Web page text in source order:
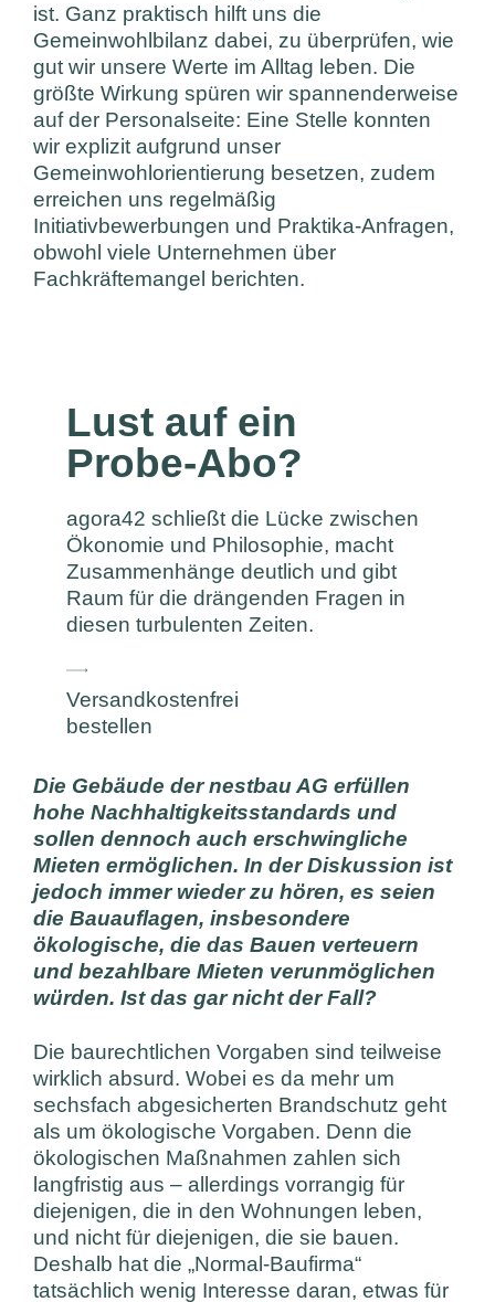
ist. Ganz praktisch hilft uns die
Gemeinwohlbilanz dabei, zu überprüfen, wie
gut wir unsere Werte im Alltag leben. Die
größte Wirkung spüren wir spannenderweise
auf der Personalseite: Eine Stelle konnten
wir explizit aufgrund unser
Gemeinwohlorientierung besetzen, zudem
erreichen uns regelmäßig
Initiativbewerbungen und Praktika-Anfragen,
obwohl viele Unternehmen über
Fachkräftemangel berichten.
Lust auf ein
Probe-Abo?
agora42 schließt die Lücke zwischen
Ökonomie und Philosophie, macht
Zusammenhänge deutlich und gibt
Raum für die drängenden Fragen in
diesen turbulenten Zeiten.
Versandkostenfrei
bestellen
Die Gebäude der nestbau AG erfüllen
hohe Nachhaltigkeitsstandards und
sollen dennoch auch erschwingliche
Mieten ermöglichen. In der Diskussion ist
jedoch immer wieder zu hören, es seien
die Bauauflagen, insbesondere
ökologische, die das Bauen verteuern
und bezahlbare Mieten verunmöglichen
würden. Ist das gar nicht der Fall?
Die baurechtlichen Vorgaben sind teilweise
wirklich absurd. Wobei es da mehr um
sechsfach abgesicherten Brandschutz geht
als um ökologische Vorgaben. Denn die
ökologischen Maßnahmen zahlen sich
langfristig aus – allerdings vorrangig für
diejenigen, die in den Wohnungen leben,
und nicht für diejenigen, die sie bauen.
Deshalb hat die „Normal-Baufirma“
tatsächlich wenig Interesse daran, etwas für